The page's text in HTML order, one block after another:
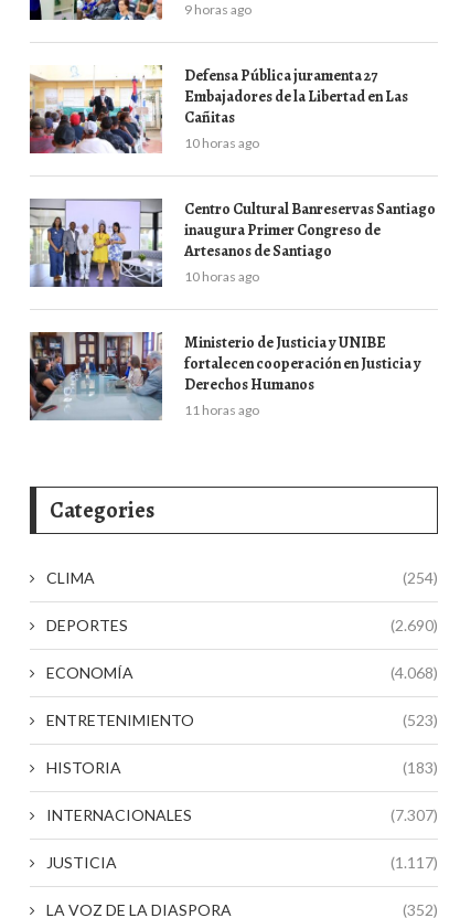
9 horas ago
Defensa Pública juramenta 27
Embajadores de la Libertad en Las
Cañitas
10 horas ago
Centro Cultural Banreservas Santiago
inaugura Primer Congreso de
Artesanos de Santiago
10 horas ago
Ministerio de Justicia y UNIBE
fortalecen cooperación en Justicia y
Derechos Humanos
11 horas ago
Categories
CLIMA (254)
DEPORTES (2.690)
ECONOMÍA (4.068)
ENTRETENIMIENTO (523)
HISTORIA (183)
INTERNACIONALES (7.307)
JUSTICIA (1.117)
LA VOZ DE LA DIASPORA (352)